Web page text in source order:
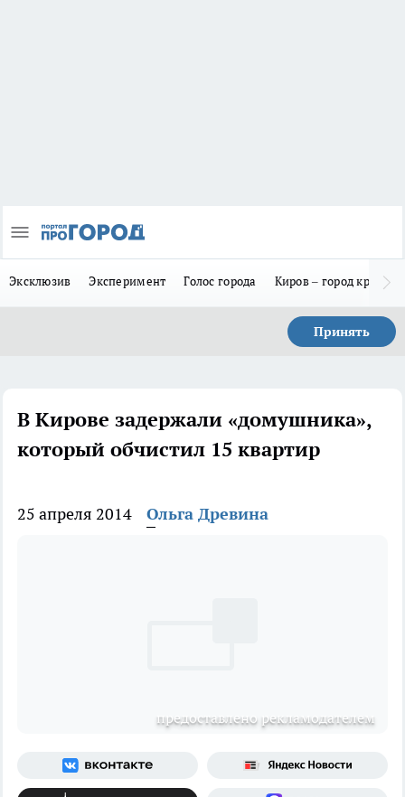
Эксклюзив Эксперимент Голос города Киров – город
Принять
В Кирове задержали «домушника»,
который обчистил 15 квартир
25 апреля 2014 Ольга Древина
предоставлено рекламодателем